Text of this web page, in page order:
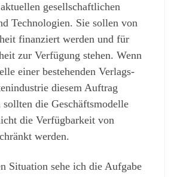
gesellschaftlichen
Technologien. Sie sollen von
finanziert werden und für
zur Verfügung stehen. Wenn
einer bestehenden Verlags-
diesem Auftrag
sollten die Geschäftsmodelle
die Verfügbarkeit von
werden.
Situation sehe ich die Aufgabe